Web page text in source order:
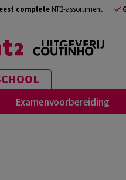
completeNT2-assortiment
Examenvoorbereiding